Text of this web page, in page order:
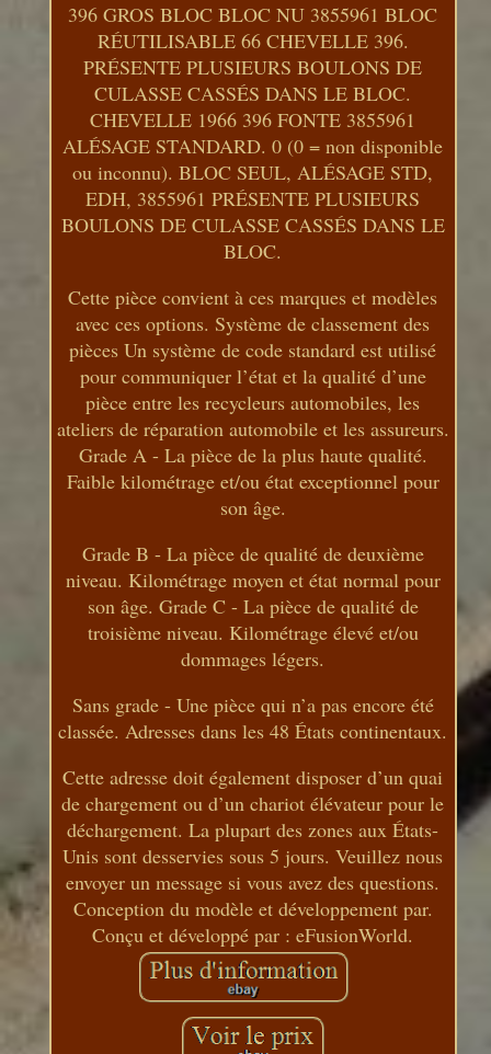
396 GROS BLOC BLOC NU 3855961 BLOC
RÉUTILISABLE 66 CHEVELLE 396.
PRÉSENTE PLUSIEURS BOULONS DE
CULASSE CASSÉS DANS LE BLOC.
CHEVELLE 1966 396 FONTE 3855961
ALÉSAGE STANDARD. 0 (0 = non disponible
ou inconnu). BLOC SEUL, ALÉSAGE STD,
EDH, 3855961 PRÉSENTE PLUSIEURS
BOULONS DE CULASSE CASSÉS DANS LE
BLOC.
Cette pièce convient à ces marques et modèles
avec ces options. Système de classement des
pièces Un système de code standard est utilisé
pour communiquer l’état et la qualité d’une
pièce entre les recycleurs automobiles, les
ateliers de réparation automobile et les assureurs.
Grade A - La pièce de la plus haute qualité.
Faible kilométrage et/ou état exceptionnel pour
son âge.
Grade B - La pièce de qualité de deuxième
niveau. Kilométrage moyen et état normal pour
son âge. Grade C - La pièce de qualité de
troisième niveau. Kilométrage élevé et/ou
dommages légers.
Sans grade - Une pièce qui n’a pas encore été
classée. Adresses dans les 48 États continentaux.
Cette adresse doit également disposer d’un quai
de chargement ou d’un chariot élévateur pour le
déchargement. La plupart des zones aux États-
Unis sont desservies sous 5 jours. Veuillez nous
envoyer un message si vous avez des questions.
Conception du modèle et développement par.
Conçu et développé par : eFusionWorld.